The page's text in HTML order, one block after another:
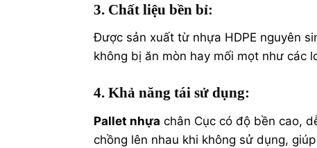
3. Chất liệu bền bỉ:
Được sản xuất từ nhựa HDPE nguyên
không bị ăn mòn hay mối mọt như các
4. Khả năng tái sử dụng:
Pallet nhựa chân Cục có độ bền cao,
chồng lên nhau khi không sử dụng,